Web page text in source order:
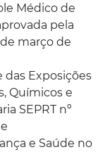
Médico de
pela
de março de
das Exposições
Químicos e
SEPRT nº
e Saúde no